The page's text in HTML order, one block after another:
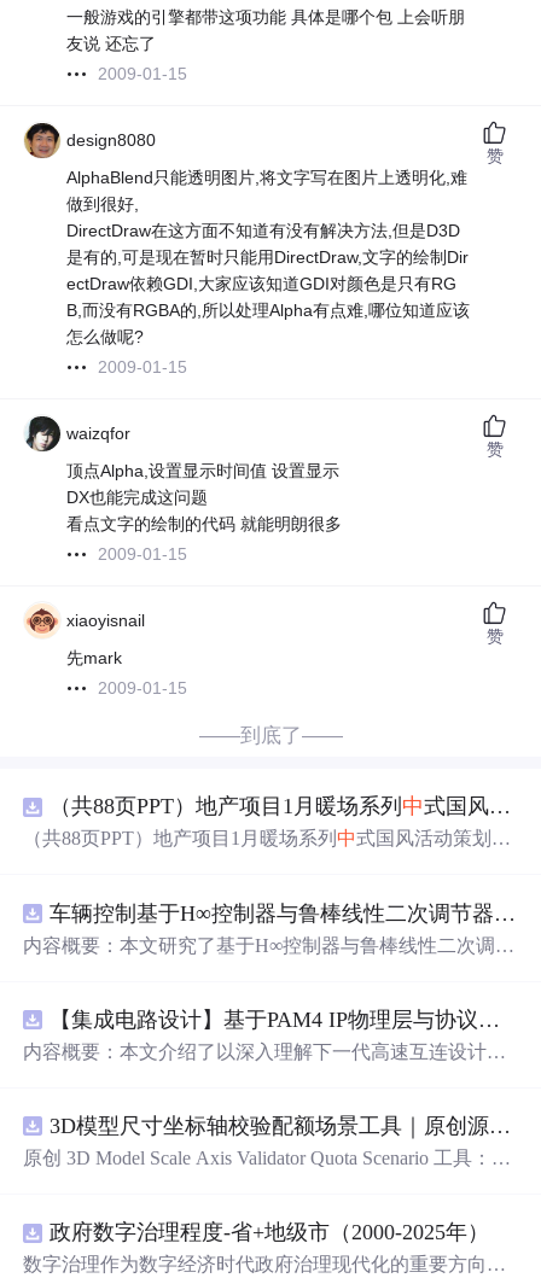
一般游戏的引擎都带这项功能 具体是哪个包 上会听朋
友说 还忘了
2009-01-15
design8080
AlphaBlend只能透明图片,将文字写在图片上透明化,难
做到很好,
DirectDraw在这方面不知道有没有解决方法,但是D3D
是有的,可是现在暂时只能用DirectDraw,文字的绘制Dir
ectDraw依赖GDI,大家应该知道GDI对颜色是只有RG
B,而没有RGBA的,所以处理Alpha有点难,哪位知道应该
怎么做呢?
2009-01-15
赞
waizqfor
顶点Alpha,设置显示时间值 设置显示
DX也能完成这问题
看点文字的绘制的代码 就能明朗很多
2009-01-15
赞
xiaoyisnail
先mark
2009-01-15
赞
——到底了——
（共88页PPT）地产项目1月暖场系列 中式国风活动策划方案.pptx
（共88页PPT）地产项目1月暖场系列 中式国风活动策划方
车辆控制基于H∞控制器与鲁棒线性二次调节器RLQR的铰接式重型车辆的稳健路径跟踪控制研究（Matlab代码实现）
内容概要：本文研究了基于H∞控制器与鲁棒线性二次调节
工况下路径跟踪精度低、稳定性差的问题，提出结合H∞控
制与RLQR的复合控制策略，以提升系统对参数不确定
分析其控制性能，结果表明该方法能有效提高路径跟踪精
度与系统稳定性，具有较强的抗干扰能力和工程应用潜
力。; 适合人群：具备自动控制理论基础、车辆工程背景或
使用场景及目标：①应用于铰接式重型车辆（如矿用卡
车、工程车辆）的自动驾驶路径跟踪控制；②为复杂非线
【集成电路设计】基于PAM4 IP物理层与协议兼容性验证：5nm工艺下高速互连系统电气合规测试平台
内容概要：本文介绍了以深入理解下一代高速互连设计的
3D模型尺寸坐标轴校验配额场景工具｜原创源码+测试+离线报告
原创 3D Model Scale Axis Validator Quota Scenario 工具：围
度、时间目标和人工复核成本比较配额场景；本地网页、J
SON/HTML/SVG报告、测试与示例。压缩包包含完整源
政府数字治理程度-省+地级市（2000-2025年）
数字治理作为数字经济时代政府治理现代化的重要方向，